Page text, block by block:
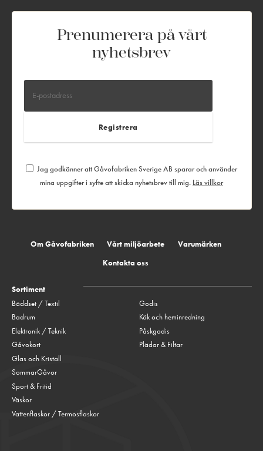
Prenumerera på vårt
nyhetsbrev
Jag godkänner att Gåvofabriken Sverige AB sparar och använder
mina uppgifter i syfte att skicka nyhetsbrev till mig. Läs villkor
Om Gåvofabriken Vårt miljöarbete
Varumärken
Kontakta oss
Sortiment
Bäddset / Textil
Badrum
Elektronik / Teknik
Gåvokort
Glas och Kristall
Godis
Kök och heminredning
Påskgodis
Plädar & Filtar
SommarGåvor
Sport & Fritid
Väskor
Vattenflaskor / Termosflaskor